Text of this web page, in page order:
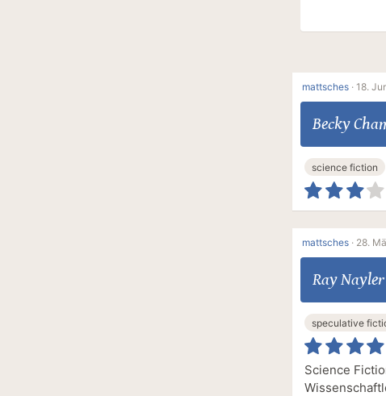
mattsches · 18.
Becky
science fiction
mattsches · 28.
Ray Nayler
speculative
Science